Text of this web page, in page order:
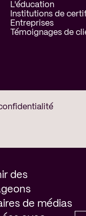
des
de médias
L'éducation
Institutions de
Entreprises
Témoignages de